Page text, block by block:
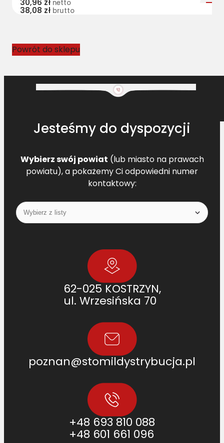
2
9
30,96 zł netto
38,08 zł brutto
Powrót do sklepu
Jesteśmy do dyspozycji
Wybierz swój powiat (lub miasto na prawach
powiatu), a pokażemy Ci odpowiedni numer
kontaktowy:
62-025 KOSTRZYN,
ul. Wrzesińska 70
poznan@stomildystrybucja.pl
+48 693 810 088
+48 601 661 096